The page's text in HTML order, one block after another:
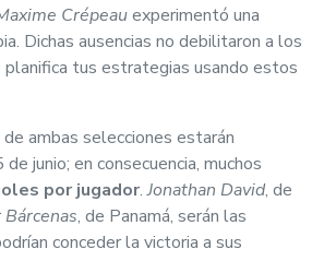
Crépeauexperimentó una
Dichas ausencias no debilitaron a los
planifica tus estrategias usando estos
ambas selecciones estarán
junio; en consecuencia, muchos
por jugador.Jonathan David, de
Bárcenas, de Panamá, serán las
conceder la victoria a sus